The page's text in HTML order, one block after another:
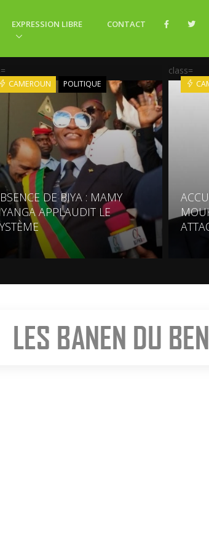
EXPRESSION LIBRE CONTACT
CAMEROUN POLITIQUE
DE BIYA : MAMY
APPLAUDIT LE
class=